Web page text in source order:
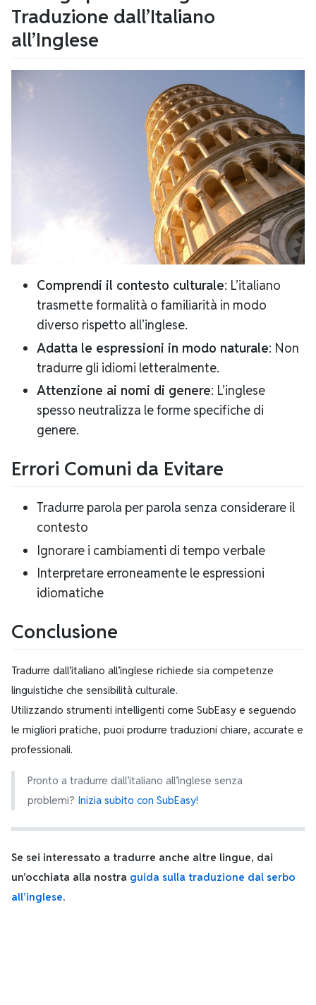
Traduzione dall’Italiano
all’Inglese
Comprendi il contesto culturale: L’italiano
trasmette formalità o familiarità in modo
diverso rispetto all’inglese.
Adatta le espressioni in modo naturale: Non
tradurre gli idiomi letteralmente.
Attenzione ai nomi di genere: L’inglese
spesso neutralizza le forme specifiche di
genere.
Errori Comuni da Evitare
Tradurre parola per parola senza considerare il
contesto
Ignorare i cambiamenti di tempo verbale
Interpretare erroneamente le espressioni
idiomatiche
Conclusione
Tradurre dall’italiano all’inglese richiede sia competenze
linguistiche che sensibilità culturale.
Utilizzando strumenti intelligenti come SubEasy e seguendo
le migliori pratiche, puoi produrre traduzioni chiare, accurate e
professionali.
Pronto a tradurre dall’italiano all’inglese senza
problemi? Inizia subito con SubEasy!
Se sei interessato a tradurre anche altre lingue, dai
un’occhiata alla nostra guida sulla traduzione dal serbo
all’inglese.